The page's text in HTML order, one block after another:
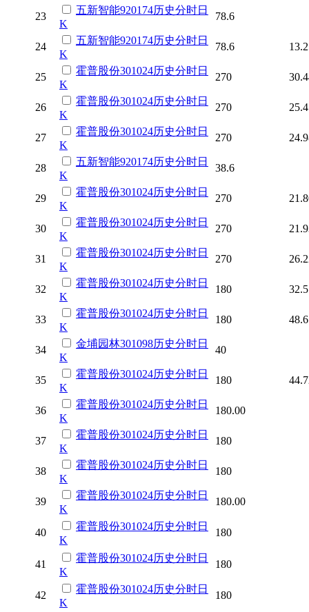
23
五新智能920174历史分时日
K
78.6
24
五新智能920174历史分时日
K
78.6
25
霍普股份301024历史分时日
K
270
26
霍普股份301024历史分时日
K
270
27
霍普股份301024历史分时日
K
270
28
五新智能920174历史分时日
K
38.6
29
霍普股份301024历史分时日
K
270
30
霍普股份301024历史分时日
K
270
31
霍普股份301024历史分时日
K
270
32
霍普股份301024历史分时日
K
180
33
霍普股份301024历史分时日
K
180
34
金埔园林301098历史分时日
K
40
35
霍普股份301024历史分时日
K
180
36
霍普股份301024历史分时日
K
180.00
37
霍普股份301024历史分时日
K
180
38
霍普股份301024历史分时日
K
180
39
霍普股份301024历史分时日
K
180.00
40
霍普股份301024历史分时日
K
180
41
霍普股份301024历史分时日
K
180
42
霍普股份301024历史分时日
K
180